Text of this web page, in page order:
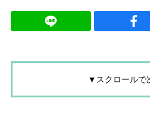
▼スクロールで